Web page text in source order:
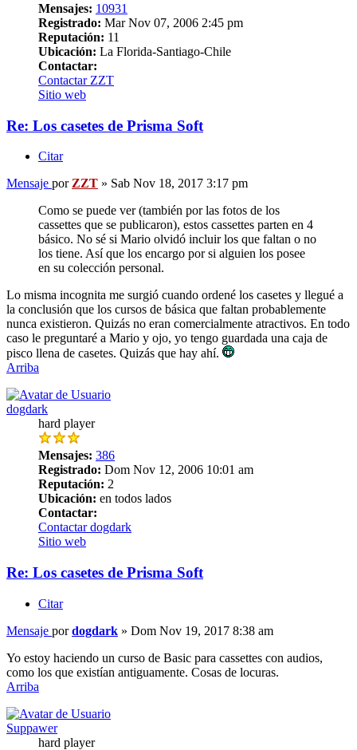
Mensajes: 10931
Registrado: Mar Nov 07, 2006 2:45 pm
Reputación: 11
Ubicación: La Florida-Santiago-Chile
Contactar:
Contactar ZZT
Sitio web
Re: Los casetes de Prisma Soft
Citar
Mensaje por ZZT » Sab Nov 18, 2017 3:17 pm
Como se puede ver (también por las fotos de los
cassettes que se publicaron), estos cassettes parten en 4
básico. No sé si Mario olvidó incluir los que faltan o no
los tiene. Así que los encargo por si alguien los posee
en su colección personal.
Lo misma incognita me surgió cuando ordené los casetes y llegué a
la conclusión que los cursos de básica que faltan probablemente
nunca existieron. Quizás no eran comercialmente atractivos. En todo
caso le preguntaré a Mario y ojo, yo tengo guardada una caja de
pisco llena de casetes. Quizás que hay ahí.
Arriba
dogdark
hard player
Mensajes: 386
Registrado: Dom Nov 12, 2006 10:01 am
Reputación: 2
Ubicación: en todos lados
Contactar:
Contactar dogdark
Sitio web
Re: Los casetes de Prisma Soft
Citar
Mensaje pordogdark » Dom Nov 19, 2017 8:38 am
Yo estoy haciendo un curso de Basic para cassettes con audios,
como los que existían antiguamente. Cosas de locuras.
Arriba
Suppawer
hard player